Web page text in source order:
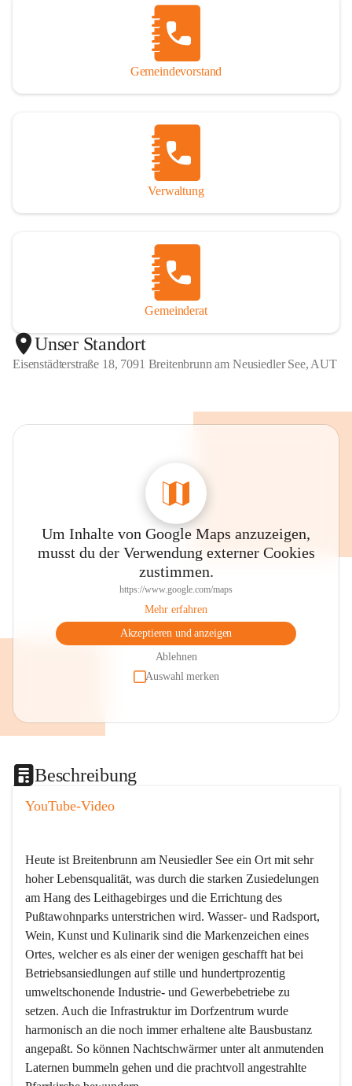
Gemeindevorstand
Verwaltung
Gemeinderat
Unser Standort
Eisenstädterstraße 18, 7091 Breitenbrunn am Neusiedler See, AUT
Um Inhalte von Google Maps anzuzeigen,
musst du der Verwendung externer Cookies
zustimmen.
https://www.google.com/maps
Mehr erfahren
Akzeptieren und anzeigen
Ablehnen
Auswahl merken
Beschreibung
YouTube-Video
Heute ist Breitenbrunn am Neusiedler See ein Ort mit sehr
hoher Lebensqualität, was durch die starken Zusiedelungen
am Hang des Leithagebirges und die Errichtung des
Pußtawohnparks unterstrichen wird. Wasser- und Radsport,
Wein, Kunst und Kulinarik sind die Markenzeichen eines
Ortes, welcher es als einer der wenigen geschafft hat bei
Betriebsansiedlungen auf stille und hundertprozentig
umweltschonende Industrie- und Gewerbebetriebe zu
setzen. Auch die Infrastruktur im Dorfzentrum wurde
harmonisch an die noch immer erhaltene alte Bausbustanz
angepaßt. So können Nachtschwärmer unter alt anmutenden
Laternen bummeln gehen und die prachtvoll angestrahlte